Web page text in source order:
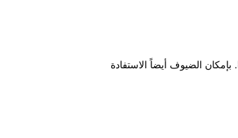
يقع هذا الموتيل المميز بمدينة بوسان ضمن مسافة عشر دقائق تنزهاً على الأقدام عن Beomnaegol Subway Station (Busan Metro Line 1). بإمكان الضيوف أيضاً الاستفادة